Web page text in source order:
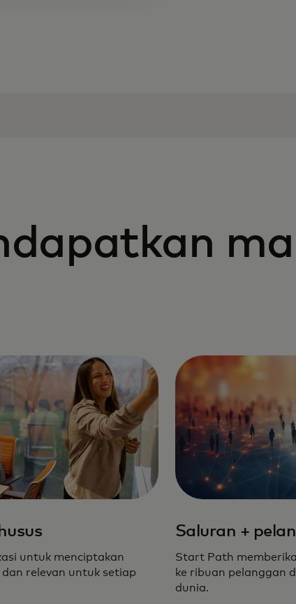
untuk menciptakan
relevan untuk setiap
Saluran +
Start Path
ke ribuan pelanggan
dunia.